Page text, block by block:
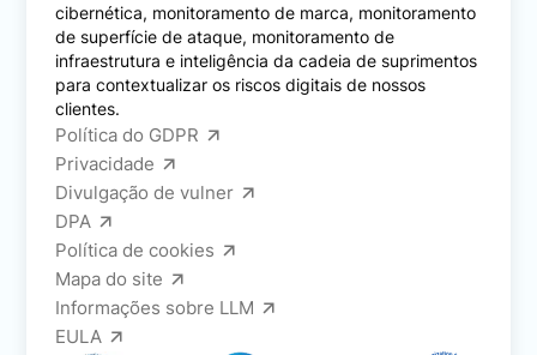
cibernética, monitoramento de marca, monitoramento
de superfície de ataque, monitoramento de
infraestrutura e inteligência da cadeia de suprimentos
para contextualizar os riscos digitais de nossos
clientes.
Política do GDPR
Privacidade
Divulgação de vulner
DPA
Política de cookies
Mapa do site
Informações sobre LLM
EULA